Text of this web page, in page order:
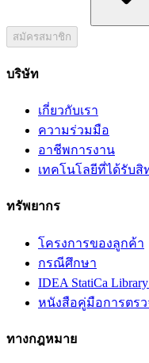
สมัครสมาชิก
บริษัท
เกี่ยวกับเรา
ความร่วมมือ
อาชีพการงาน
เทคโนโลยีที่ได้รับสิ
ทรัพยากร
โครงการของลูกค้า
กรณีศึกษา
IDEA StatiCa
หนังสือคู่มือการตร
ทางกฎหมาย